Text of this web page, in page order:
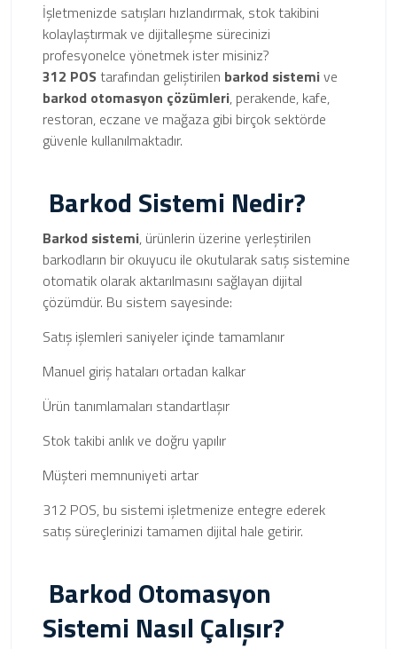
İşletmenizde satışları hızlandırmak, stok takibini
kolaylaştırmak ve dijitalleşme sürecinizi
profesyonelce yönetmek ister misiniz?
312 POS tarafından geliştirilen barkod sistemive
barkod otomasyon çözümleri, perakende, kafe,
restoran, eczane ve mağaza gibi birçok sektörde
güvenle kullanılmaktadır.
Barkod Sistemi Nedir?
Barkod sistemi, ürünlerin üzerine yerleştirilen
barkodların bir okuyucu ile okutularak satış sistemine
otomatik olarak aktarılmasını sağlayan dijital
çözümdür. Bu sistem sayesinde:
Satış işlemleri saniyeler içinde tamamlanır
Manuel giriş hataları ortadan kalkar
Ürün tanımlamaları standartlaşır
Stok takibi anlık ve doğru yapılır
Müşteri memnuniyeti artar
312 POS, bu sistemi işletmenize entegre ederek
satış süreçlerinizi tamamen dijital hale getirir.
Barkod Otomasyon
Sistemi Nasıl Çalışır?